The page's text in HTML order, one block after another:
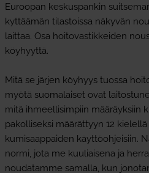
Euroopan keskuspankin
kyttäämän tilastoissa näkyvän
laittaa. Osa hoitovastikkeiden
köyhyyttä.
Mitä se järjen köyhyys tuossa
myötä suomalaiset ovat
mitä ihmeellisimpiin määräyksiin
pakolliseksi määrättyyn 12
kumisaappaiden käyttöohjeisiin.
normi, jota me kuuliaisena ja
noudatamme samalla, kun